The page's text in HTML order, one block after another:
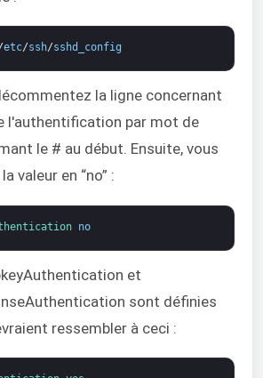
etc/ssh/sshd_config
la ligne concernant
l'authentification par mot de
le # au début. Ensuite, vous
valeur en “no” :
no
et
sont définies
ressembler à ceci :